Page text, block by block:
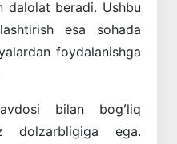
dalolat beradi. Ushbu
esa sohada
foydalanishga
bilan bogʻliq
dolzarbligiga ega.